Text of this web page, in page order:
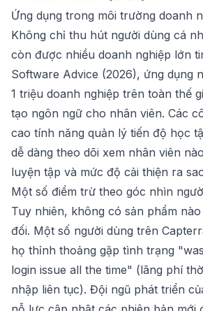
Ứng dụng trong môi trường doanh
Không chỉ thu hút người dùng cá
còn được nhiều doanh nghiệp lớn
Software Advice (2026), ứng dụng
1 triệu doanh nghiệp trên toàn thế
tạo ngôn ngữ cho nhân viên. Các
cao tính năng quản lý tiến độ học
dễ dàng theo dõi xem nhân viên
luyện tập và mức độ cải thiện ra
Một số điểm trừ theo góc nhìn
Tuy nhiên, không có sản phẩm
đối. Một số người dùng trên
họ thỉnh thoảng gặp tình trạng
login issue all the time" (lãng phí
nhập liên tục). Đội ngũ phát triển